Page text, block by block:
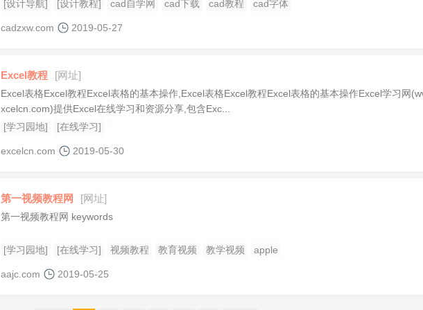
[设计导航] [设计教程] cad自学网 cad下载 cad教程 cad字体
cadzxw.com 2019-05-27
Excel教程 [网址]
Excel表格Excel教程Excel表格的基本操作,Excel表格Excel教程Excel表格的基本操作Excel学习网
xcelcn.com)提供Excel在线学习和资源分享,包含Exc...
[学习园地]
[在线学习]
excelcn.com 2019-05-30
第一视频教程网 [网址]
第一视频教程网 keywords
[学习园地] [在线学习] 视频教程 教育视频 教学视频 apple
aajc.com 2019-05-25